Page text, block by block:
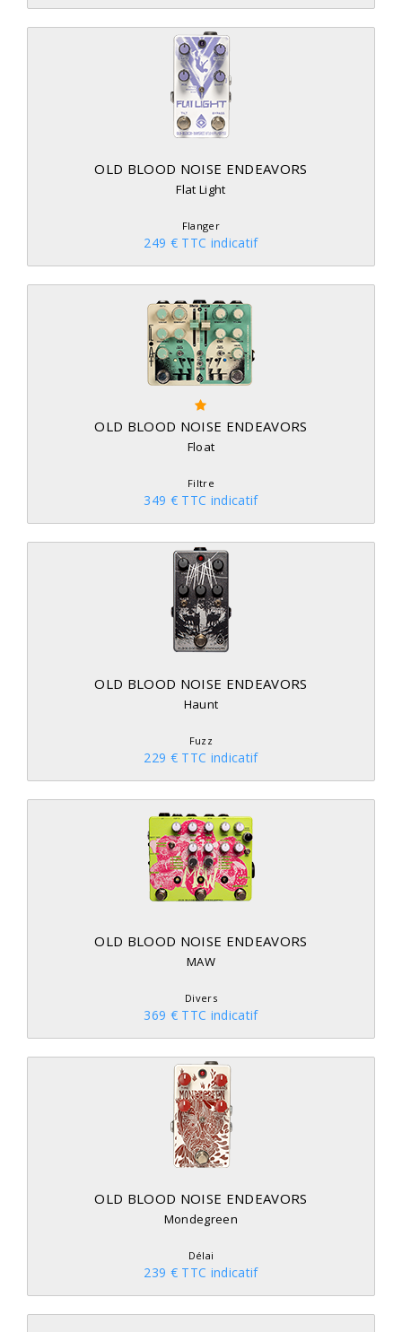
OLD BLOOD NOISE ENDEAVORS
Flat Light
Flanger
249 € TTC indicatif
OLD BLOOD NOISE ENDEAVORS
Float
Filtre
349 € TTC indicatif
OLD BLOOD NOISE ENDEAVORS
Haunt
Fuzz
229 € TTC indicatif
OLD BLOOD NOISE ENDEAVORS
MAW
Divers
369 € TTC indicatif
OLD BLOOD NOISE ENDEAVORS
Mondegreen
Délai
239 € TTC indicatif